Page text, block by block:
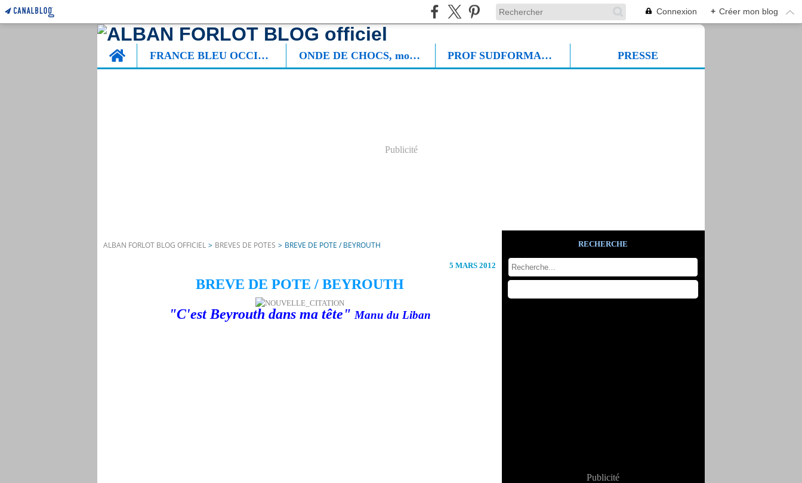
Connexion + Créer mon blog
Home
FRANCE BLEU OCCITANIE ONDE DE CHOCS, mon roman PROF SUDFORMADIA PRESSE
Publicité
ALBAN FORLOT BLOG OFFICIEL > BREVES DE POTES > BREVE DE POTE / BEYROUTH
5 MARS 2012
BREVE DE POTE / BEYROUTH
"C'est Beyrouth dans ma tête" Manu du Liban
RECHERCHE
Publicité